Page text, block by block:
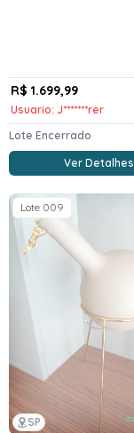
R$ 1.699,99
Usuario: J*******rer
Lote Encerrado
Ver Detalhes
SP
Lote 009